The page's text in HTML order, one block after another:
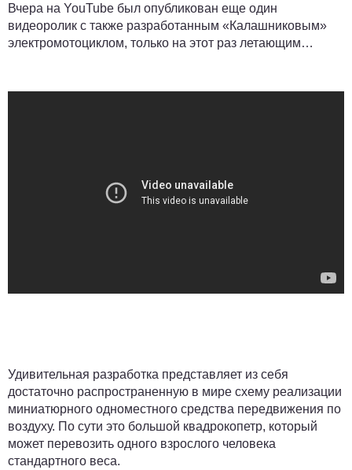
Вчера на YouTube был опубликован еще один
видеоролик с также разработанным «Калашниковым»
электромотоциклом, только на этот раз летающим…
Удивительная разработка представляет из себя
достаточно распространенную в мире схему реализации
миниатюрного одноместного средства передвижения по
воздуху. По сути это большой квадрокопетр, который
может перевозить одного взрослого человека
стандартного веса.